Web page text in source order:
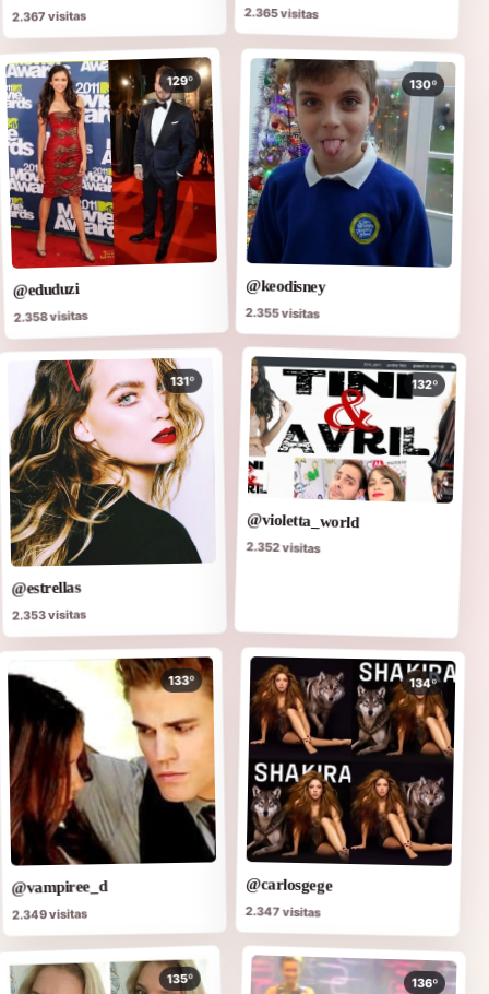
2.367 visitas 2.365 visitas
129º
@eduduzi
2.358 visitas
130º
@keodisney
2.355 visitas
131º
@estrellas
2.353 visitas
132º
@violetta_world
2.352 visitas
133º
@vampiree_d
2.349 visitas
134º
@carlosgege
2.347 visitas
135º 136º